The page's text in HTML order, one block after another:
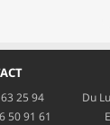
25 94
50 91 61
Du